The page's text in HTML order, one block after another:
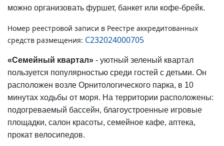
можно организовать фуршет, банкет или кофе-брейк.
Номер реестровой записи в Реестре аккредитованных
средств размещения: С232024000705
«Семейный квартал» - уютный зеленый квартал
пользуется популярностью среди гостей с детьми. Он
расположен возле Орнитологического парка, в 10
минутах ходьбы от моря. На территории расположены:
подогреваемый бассейн, благоустроенные игровые
площадки, салон красоты, семейное кафе, аптека,
прокат велосипедов.